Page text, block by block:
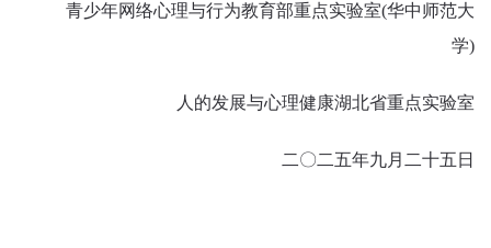
青少年网络心理与行为教育部重点实验室(华中师范大
学)
人的发展与心理健康湖北省重点实验室
二〇二五年九月二十五日